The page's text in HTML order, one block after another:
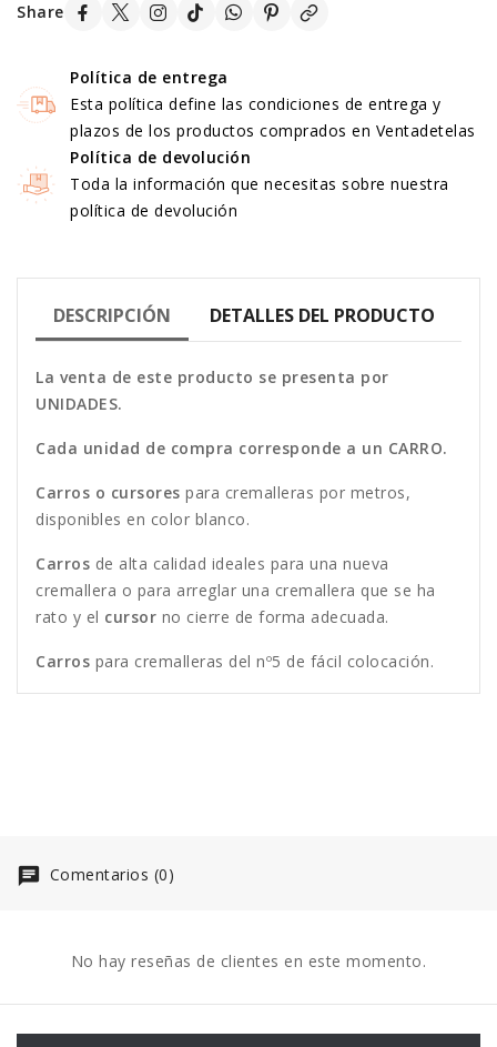
Share
Política de entrega
Esta política define las condiciones de entrega y
plazos de los productos comprados en Ventadetelas
Política de devolución
Toda la información que necesitas sobre nuestra
política de devolución
DESCRIPCIÓN DETALLES DEL PRODUCTO
La venta de este producto se presenta por
UNIDADES.
Cada unidad de compra corresponde a un CARRO.
Carros o cursores para cremalleras por metros,
disponibles en color blanco.
Carros de alta calidad ideales para una nueva
cremallera o para arreglar una cremallera que se ha
rato y el cursor no cierre de forma adecuada.
Carros para cremalleras del nº5 de fácil colocación.
Comentarios (0)
No hay reseñas de clientes en este momento.